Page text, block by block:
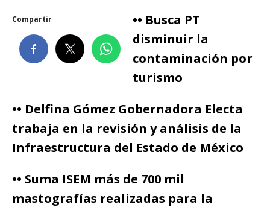
Compartir
•• Busca PT
disminuir la
contaminación por
turismo
•• Delfina Gómez Gobernadora Electa
trabaja en la revisión y análisis de la
Infraestructura del Estado de México
•• Suma ISEM más de 700 mil
mastografías realizadas para la